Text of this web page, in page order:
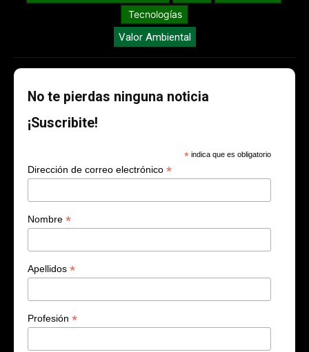
Tecnologías
Valor Ambiental
No te pierdas ninguna noticia
¡Suscribite!
* indica que es obligatorio
Dirección de correo electrónico *
Nombre *
Apellidos *
Profesión *